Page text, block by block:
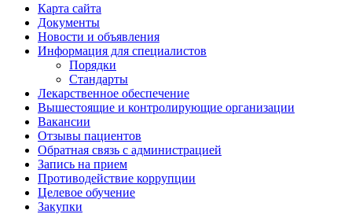
Карта сайта
Документы
Новости и объявления
Информация для специалистов
Порядки
Стандарты
Лекарственное обеспечение
Вышестоящие и контролирующие организации
Вакансии
Отзывы пациентов
Обратная связь с администрацией
Запись на прием
Противодействие коррупции
Целевое обучение
Закупки